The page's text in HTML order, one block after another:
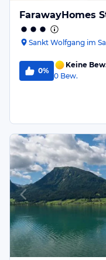
FarawayHomes
Sankt Wolfgang im
0%
Keine
0 Bew.